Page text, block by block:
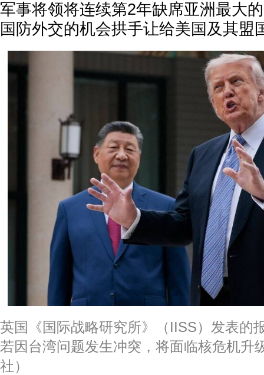
军事将领将连续第2年缺席亚洲最大
国防外交的机会拱手让给美国及其盟
英国《国际战略研究所》（IISS）发表的
若因台湾问题发生冲突，将面临核危机升
社）